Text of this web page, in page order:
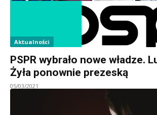
Aktualności
PSPR wybrało nowe władze.
Żyła ponownie prezeską
05/03/2021